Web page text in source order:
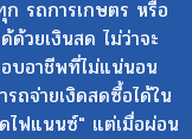
รถการเกษตร หรือ
วยเงินสด ไม่ว่าจะ
บอาชีพที่ไม่แน่นอน
ถจ่ายเงิดสดซื้อได้ใน
ดไฟแนนซ์" แต่เมื่อผ่อน